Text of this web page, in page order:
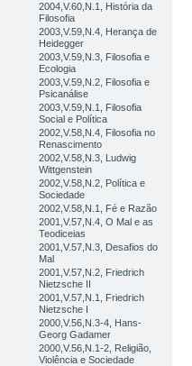
2004,V.60,N.1, História da
Filosofia
2003,V.59,N.4, Herança de
Heidegger
2003,V.59,N.3, Filosofia e
Ecologia
2003,V.59,N.2, Filosofia e
Psicanálise
2003,V.59,N.1, Filosofia
Social e Política
2002,V.58,N.4, Filosofia no
Renascimento
2002,V.58,N.3, Ludwig
Wittgenstein
2002,V.58,N.2, Política e
Sociedade
2002,V.58,N.1, Fé e Razão
2001,V.57,N.4, O Mal e as
Teodiceias
2001,V.57,N.3, Desafios do
Mal
2001,V.57,N.2, Friedrich
Nietzsche II
2001,V.57,N.1, Friedrich
Nietzsche I
2000,V.56,N.3-4, Hans-
Georg Gadamer
2000,V.56,N.1-2, Religião,
Violência e Sociedade